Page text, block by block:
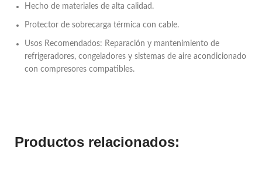
Hecho de materiales de alta calidad.
Protector de sobrecarga térmica con cable.
Usos Recomendados: Reparación y mantenimiento de
refrigeradores, congeladores y sistemas de aire acondicionado
con compresores compatibles.
Productos relacionados: